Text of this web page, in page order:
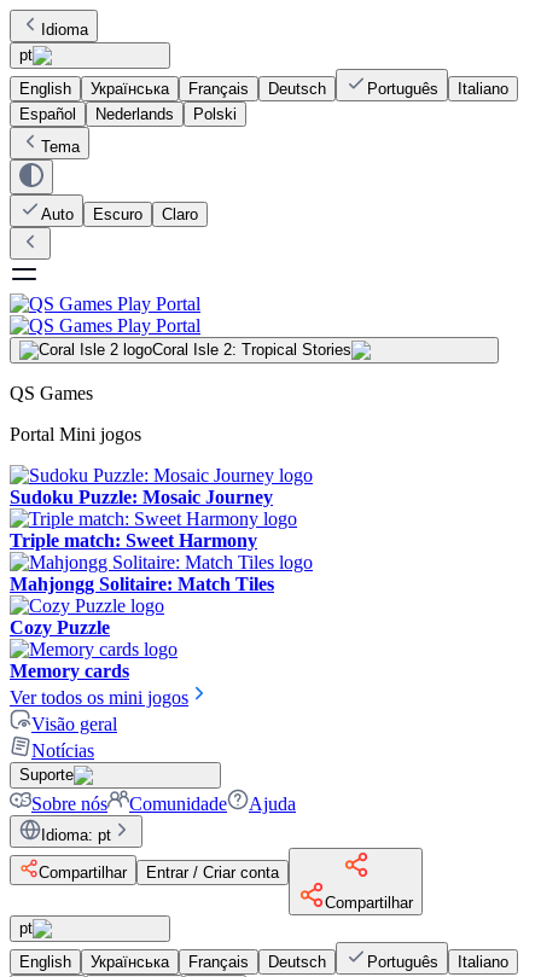
Idioma
pt
English
Українська Français Deutsch Português
Italiano
Español
Nederlands
Polski
Tema
Auto Escuro Claro
Coral Isle 2: Tropical Stories
QS Games
Portal Mini jogos
Sudoku Puzzle: Mosaic Journey
Triple match: Sweet Harmony
Mahjongg Solitaire: Match Tiles
Cozy Puzzle
Memory cards
Ver todos os mini jogos
Visão geral
Notícias
Suporte
Sobre nós Comunidade Ajuda
Idioma: pt
Compartilhar
Entrar / Criar conta
Compartilhar
pt
English
Українська Français Deutsch Português
Italiano